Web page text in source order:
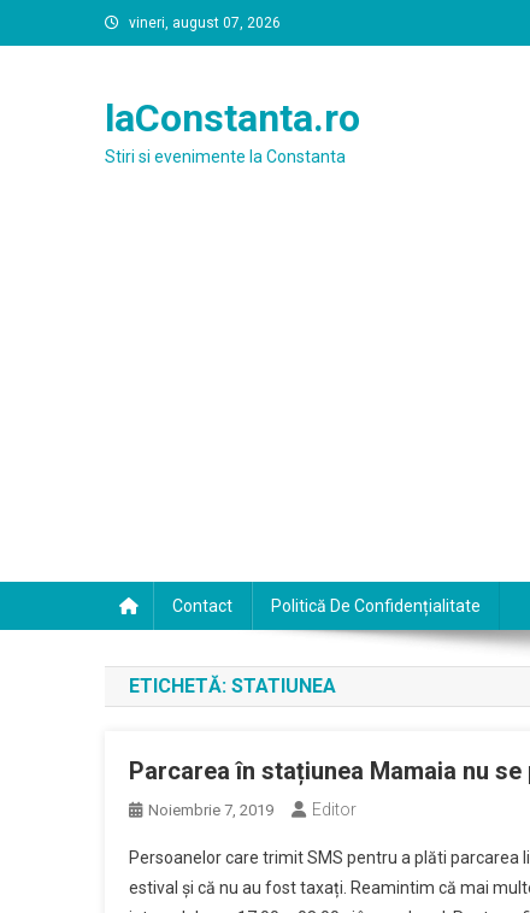
to
vineri, august 07, 2026
laConstanta.ro
Stiri si evenimente la Constanta
Contact Politică De Confidențialitate
ETICHETĂ: STATIUNEA
Parcarea în stațiunea Mamaia nu
Noiembrie 7, 2019 Editor
Persoanelor care trimit SMS pentru a plăti
estival și că nu au fost taxați. Reamintim că mai